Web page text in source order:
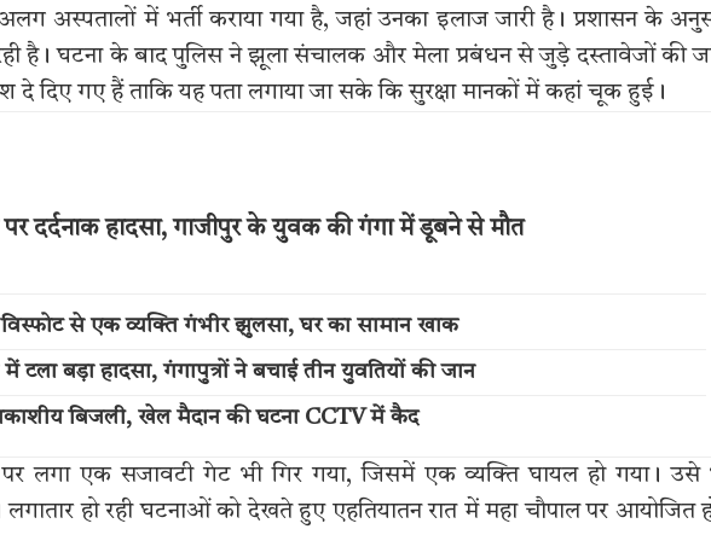
अस्पतालों में भर्ती कराया गया है, जहां उनका इलाज जारी है। प्रशासन के
है। घटना के बाद पुलिस ने झूला संचालक और मेला प्रबंधन से जुड़े दस्तावेजों की
दिए गए हैं ताकि यह पता लगाया जा सके कि सुरक्षा मानकों में कहां चूक हुई।
पर दर्दनाक हादसा, गाजीपुर के युवक की गंगा में डूबने से मौत
से एक व्यक्ति गंभीर झुलसा, घर का सामान खाक
में टला बड़ा हादसा, गंगापुत्रों ने बचाई तीन युवतियों की जान
बिजली, खेल मैदान की घटना CCTV में कैद
लगा एक सजावटी गेट भी गिर गया, जिसमें एक व्यक्ति घायल हो गया। उसे
हो रही घटनाओं को देखते हुए एहतियातन रात में महा चौपाल पर आयोजित